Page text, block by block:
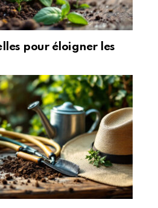
pour éloigner les